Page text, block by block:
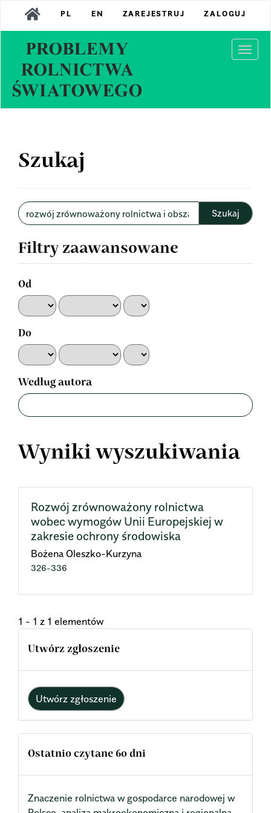
Main
Navigation
Content
Sidebar
PL EN ZAREJESTRUJ ZALOGUJ
Szukaj
Wyszukaj
w
Filtry zaawansowane
Od
Do
Według autora
Wyniki wyszukiwania
Rozwój zrównoważony rolnictwa
wobec wymogów Unii Europejskiej w
zakresie ochrony środowiska
Bożena Oleszko-Kurzyna
326-336
1 - 1 z 1 elementów
Utwórz zgłoszenie
Utwórz zgłoszenie
Ostatnio czytane 60 dni
Znaczenie rolnictwa w gospodarce narodowej w